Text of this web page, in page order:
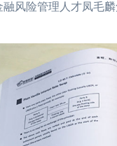
风险管理人才凤毛